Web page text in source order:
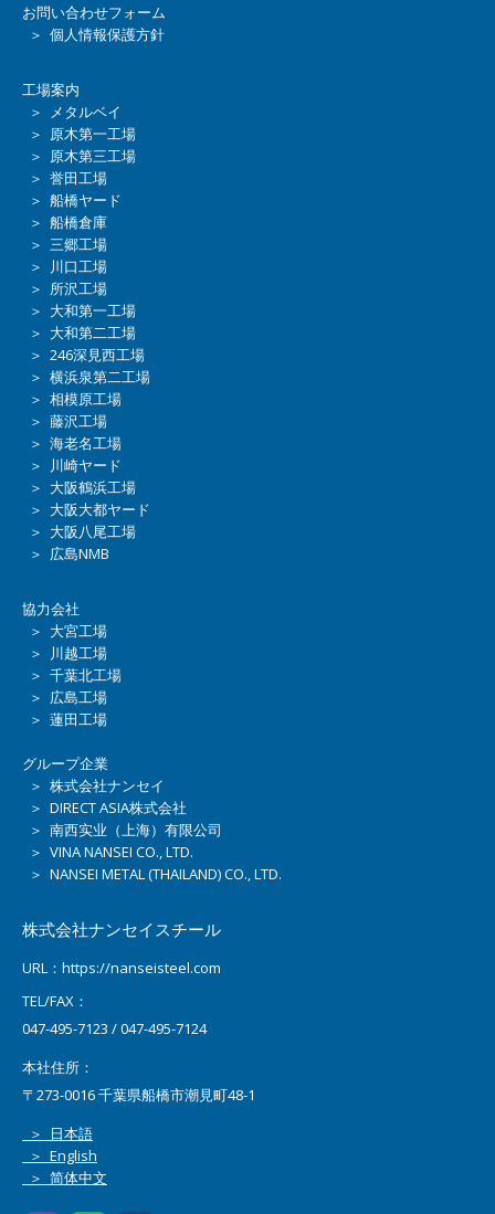
お問い合わせフォーム
＞ 個人情報保護方針
工場案内
＞ メタルベイ
＞ 原木第一工場
＞ 原木第三工場
＞ 誉田工場
＞ 船橋ヤード
＞ 船橋倉庫
＞ 三郷工場
＞ 川口工場
＞ 所沢工場
＞ 大和第一工場
＞ 大和第二工場
＞ 246深見西工場
＞ 横浜泉第二工場
＞ 相模原工場
＞ 藤沢工場
＞ 海老名工場
＞ 川崎ヤード
＞ 大阪鶴浜工場
＞ 大阪大都ヤード
＞ 大阪八尾工場
＞ 広島NMB
協力会社
＞ 大宮工場
＞ 川越工場
＞ 千葉北工場
＞ 広島工場
＞ 蓮田工場
グループ企業
＞ 株式会社ナンセイ
＞ DIRECT ASIA株式会社
＞ 南西实业（上海）有限公司
＞ VINA NANSEI CO., LTD.
＞ NANSEI METAL (THAILAND) CO., LTD.
株式会社ナンセイスチール
URL：https://nanseisteel.com
TEL/FAX：
047-495-7123 / 047-495-7124
本社住所：
〒273-0016 千葉県船橋市潮見町48-1
＞ 日本語
＞ English
＞ 简体中文